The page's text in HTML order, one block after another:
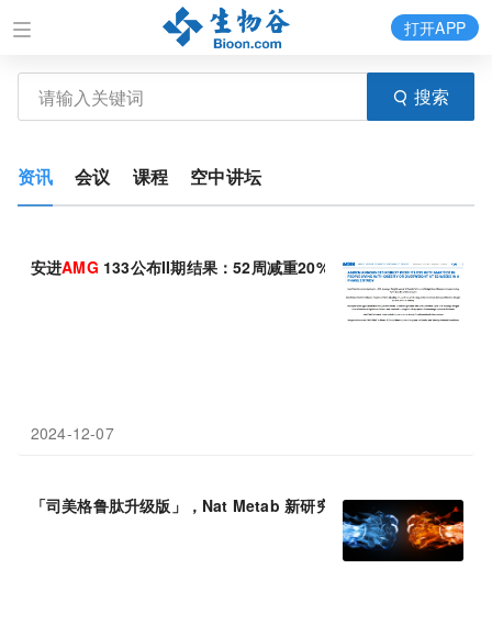
搜索
打开APP
资讯 会议 课程 空中讲坛
安进AMG 133公布II期结果：52周减重20%
2024-12-07
「司美格鲁肽升级版」，Nat Metab 新研究：每月一针AMG133